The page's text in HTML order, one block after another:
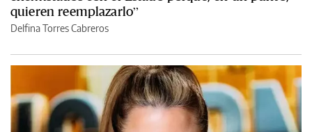
quieren reemplazarlo”
Delfina Torres Cabreros